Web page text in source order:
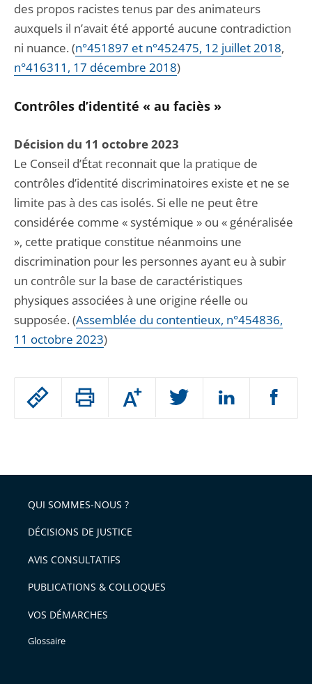
Passer
arriver
après
Augmenter
ou
l'article
pour
avant
des propos racistes tenus par des animateurs
auxquels il n’avait été apporté aucune contradiction
ni nuance. (n°451897 et n°452475, 12 juillet 2018,
n°416311, 17 décembre 2018)
Contrôles d’identité « au faciès »
Décision du 11 octobre 2023
Le Conseil d’État reconnait que la pratique de
contrôles d’identité discriminatoires existe et ne se
limite pas à des cas isolés. Si elle ne peut être
considérée comme « systémique » ou « généralisée
», cette pratique constitue néanmoins une
discrimination pour les personnes ayant eu à subir
un contrôle sur la base de caractéristiques
physiques associées à une origine réelle ou
supposée. (Assemblée du contentieux, n°454836,
11 octobre 2023)
QUI SOMMES-NOUS ?
DÉCISIONS DE JUSTICE
AVIS CONSULTATIFS
PUBLICATIONS & COLLOQUES
VOS DÉMARCHES
Glossaire